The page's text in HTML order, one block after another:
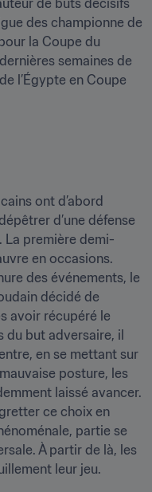
de buts décisifs
des championne de
la Coupe du
semaines de
l’Égypte en Coupe
ont d’abord
d’une défense
La première demi-
en occasions.
des événements, le
décidé de
avoir récupéré le
du but adversaire, il
en se mettant sur
posture, les
laissé avancer.
ce choix en
partie se
À partir de là, les
leur jeu.